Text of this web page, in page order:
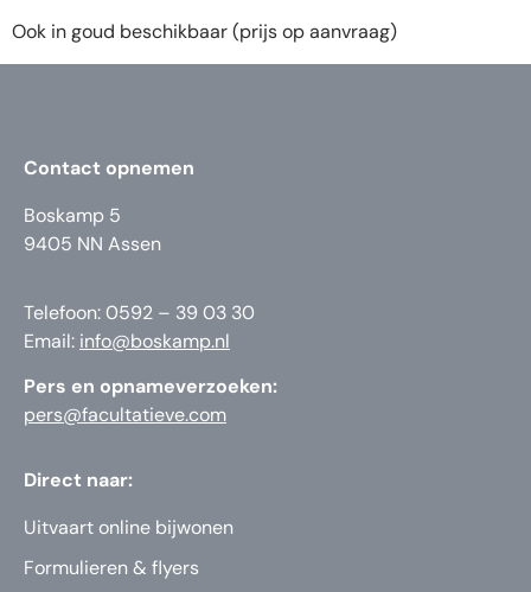
Ook in goud beschikbaar (prijs op aanvraag)
Contact opnemen
Boskamp 5
9405 NN Assen
Telefoon: 0592 – 39 03 30
Email: info@boskamp.nl
Pers en opnameverzoeken:
pers@facultatieve.com
Direct naar:
Uitvaart online bijwonen
Formulieren & flyers